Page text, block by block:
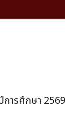
การศึกษา